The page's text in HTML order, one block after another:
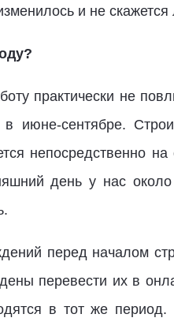
и не
практически не
сентябре.
непосредственно
день у нас
перед началом
перевести их в
в тот же